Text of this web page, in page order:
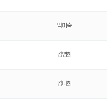
박미숙
김명희
김나희